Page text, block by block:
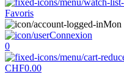
Favoris
Mon
Connexion
0
CHF0.00